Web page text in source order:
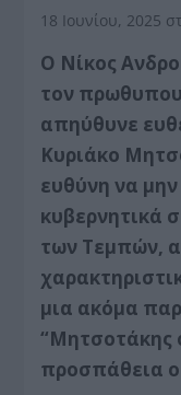
18 Ιουνίου, 2025
Ο Νίκος
τον
απηύθυνε
Κυριάκο
ευθύνη να μην
κυβερνητικά
των Τεμπών,
μια ακόμα
“Μητσοτάκης
προσπάθεια ο